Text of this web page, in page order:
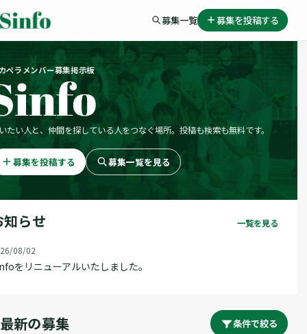
募集一覧 募集を投稿する
ペラメンバー募集掲示板
たい人と、仲間を探している人をつなぐ場所。投稿も検索も無料です。
募集を投稿する 募集一覧を見る
知らせ 一覧を見る
08/02
をリニューアルいたしました。
最新の募集 条件で絞る